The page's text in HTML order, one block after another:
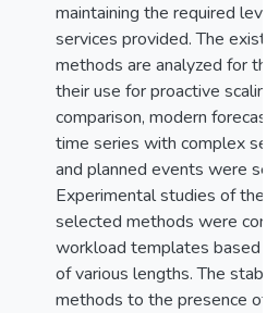
maintaining the required
services provided. The
methods are analyzed for
their use for proactive
comparison, modern
time series with complex
and planned events were
Experimental studies of the
selected methods were
workload templates based
of various lengths. The
methods to the presence of